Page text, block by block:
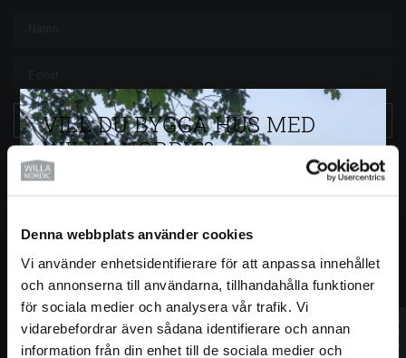
Denna webbplats använder cookies
Vi använder enhetsidentifierare för att anpassa innehållet
och annonserna till användarna, tillhandahålla funktioner
för sociala medier och analysera vår trafik. Vi
vidarebefordrar även sådana identifierare och annan
information från din enhet till de sociala medier och
Integritetspolicy
Husgalleriet
Årets Hus 2026
Jobba på Willa Nordic
Kontakt
Prenumerera
VILL DU BYGGA HUS MED
WILLA NORDIC?